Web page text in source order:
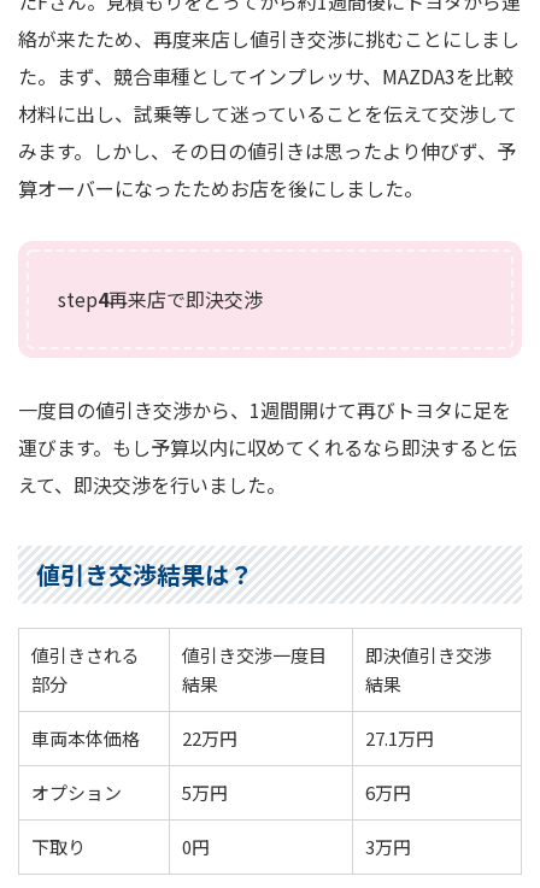
絡が来たため、再度来店し値引き交渉に挑むことにしまし
た。まず、競合車種としてインプレッサ、MAZDA3を比較
材料に出し、試乗等して迷っていることを伝えて交渉して
みます。しかし、その日の値引きは思ったより伸びず、予
算オーバーになったためお店を後にしました。
step4再来店で即決交渉
一度目の値引き交渉から、1週間開けて再びトヨタに足を
運びます。もし予算以内に収めてくれるなら即決すると伝
えて、即決交渉を行いました。
値引き交渉結果は？
値引きされる
部分
値引き交渉一度目
結果
即決値引き交渉
結果
車両本体価格 22万円 27.1万円
オプション 5万円 6万円
下取り 0円 3万円